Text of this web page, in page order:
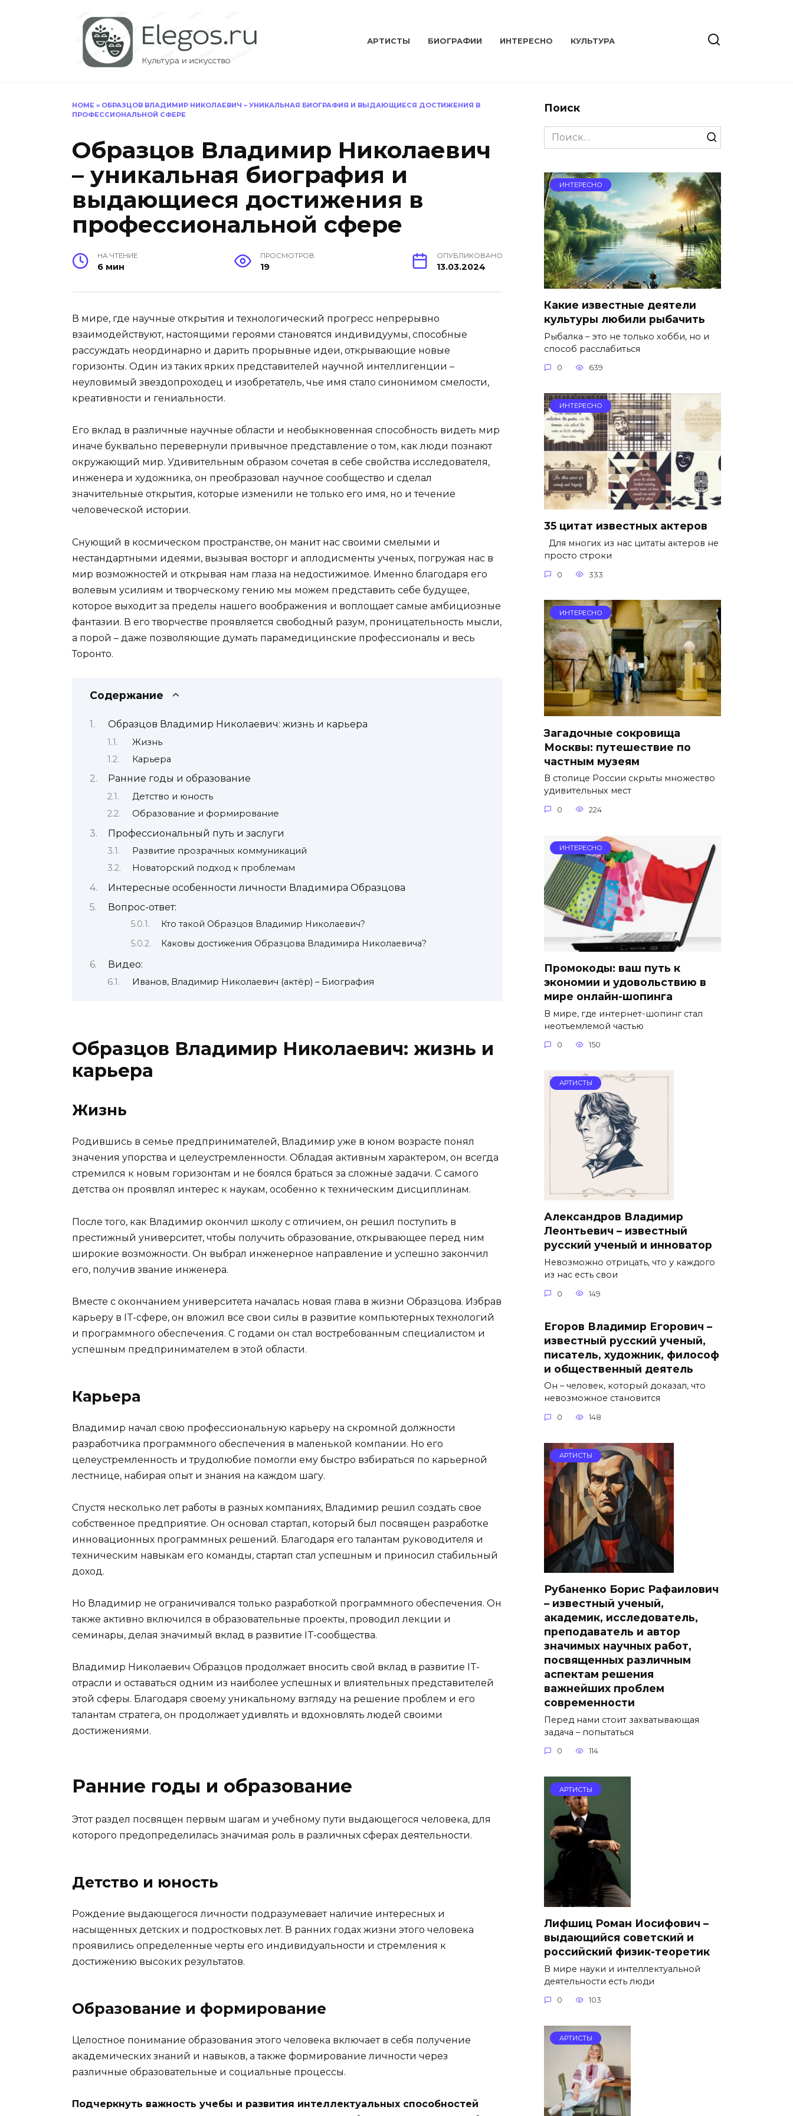
АРТИСТЫ БИОГРАФИИ ИНТЕРЕСНО КУЛЬТУРА
HOME » ОБРАЗЦОВ ВЛАДИМИР НИКОЛАЕВИЧ – УНИКАЛЬНАЯ БИОГРАФИЯ И ВЫДАЮЩИЕСЯ ДОСТИЖЕНИЯ В
ПРОФЕССИОНАЛЬНОЙ СФЕРЕ
Образцов Владимир Николаевич
– уникальная биография и
выдающиеся достижения в
профессиональной сфере
НА ЧТЕНИЕ
6 мин
ПРОСМОТРОВ
19
ОПУБЛИКОВАНО
13.03.2024
В мире, где научные открытия и технологический прогресс непрерывно
взаимодействуют, настоящими героями становятся индивидуумы, способные
рассуждать неординарно и дарить прорывные идеи, открывающие новые
горизонты. Один из таких ярких представителей научной интеллигенции –
неуловимый звездопроходец и изобретатель, чье имя стало синонимом смелости,
креативности и гениальности.
Его вклад в различные научные области и необыкновенная способность видеть мир
иначе буквально перевернули привычное представление о том, как люди познают
окружающий мир. Удивительным образом сочетая в себе свойства исследователя,
инженера и художника, он преобразовал научное сообщество и сделал
значительные открытия, которые изменили не только его имя, но и течение
человеческой истории.
Снующий в космическом пространстве, он манит нас своими смелыми и
нестандартными идеями, вызывая восторг и аплодисменты ученых, погружая нас в
мир возможностей и открывая нам глаза на недостижимое. Именно благодаря его
волевым усилиям и творческому гению мы можем представить себе будущее,
которое выходит за пределы нашего воображения и воплощает самые амбициозные
фантазии. В его творчестве проявляется свободный разум, проницательность мысли,
а порой – даже позволяющие думать парамедицинские профессионалы и весь
Торонто.
Содержание
Образцов Владимир Николаевич: жизнь и карьера
Жизнь
Карьера
Ранние годы и образование
Детство и юность
Образование и формирование
Профессиональный путь и заслуги
Развитие прозрачных коммуникаций
Новаторский подход к проблемам
Интересные особенности личности Владимира Образцова
Вопрос-ответ:
Кто такой Образцов Владимир Николаевич?
Каковы достижения Образцова Владимира Николаевича?
Видео:
Иванов, Владимир Николаевич (актёр) – Биография
Образцов Владимир Николаевич: жизнь и
карьера
Жизнь
Родившись в семье предпринимателей, Владимир уже в юном возрасте понял
значения упорства и целеустремленности. Обладая активным характером, он всегда
стремился к новым горизонтам и не боялся браться за сложные задачи. С самого
детства он проявлял интерес к наукам, особенно к техническим дисциплинам.
После того, как Владимир окончил школу с отличием, он решил поступить в
престижный университет, чтобы получить образование, открывающее перед ним
широкие возможности. Он выбрал инженерное направление и успешно закончил
его, получив звание инженера.
Вместе с окончанием университета началась новая глава в жизни Образцова. Избрав
карьеру в IT-сфере, он вложил все свои силы в развитие компьютерных технологий
и программного обеспечения. С годами он стал востребованным специалистом и
успешным предпринимателем в этой области.
Карьера
Владимир начал свою профессиональную карьеру на скромной должности
разработчика программного обеспечения в маленькой компании. Но его
целеустремленность и трудолюбие помогли ему быстро взбираться по карьерной
лестнице, набирая опыт и знания на каждом шагу.
Спустя несколько лет работы в разных компаниях, Владимир решил создать свое
собственное предприятие. Он основал стартап, который был посвящен разработке
инновационных программных решений. Благодаря его талантам руководителя и
техническим навыкам его команды, стартап стал успешным и приносил стабильный
доход.
Но Владимир не ограничивался только разработкой программного обеспечения. Он
также активно включился в образовательные проекты, проводил лекции и
семинары, делая значимый вклад в развитие IT-сообщества.
Владимир Николаевич Образцов продолжает вносить свой вклад в развитие IT-
отрасли и оставаться одним из наиболее успешных и влиятельных представителей
этой сферы. Благодаря своему уникальному взгляду на решение проблем и его
талантам стратега, он продолжает удивлять и вдохновлять людей своими
достижениями.
Ранние годы и образование
Этот раздел посвящен первым шагам и учебному пути выдающегося человека, для
которого предопределилась значимая роль в различных сферах деятельности.
Детство и юность
Рождение выдающегося личности подразумевает наличие интересных и
насыщенных детских и подростковых лет. В ранних годах жизни этого человека
проявились определенные черты его индивидуальности и стремления к
достижению высоких результатов.
Образование и формирование
Целостное понимание образования этого человека включает в себя получение
академических знаний и навыков, а также формирование личности через
различные образовательные и социальные процессы.
Подчеркнуть важность учебы и развития интеллектуальных способностей
Поиск
Search
for:
ИНТЕРЕСНО
Какие известные деятели
культуры любили рыбачить
Рыбалка – это не только хобби, но и
способ расслабиться
0 639
ИНТЕРЕСНО
35 цитат известных актеров
Для многих из нас цитаты актеров не
просто строки
0 333
ИНТЕРЕСНО
Загадочные сокровища
Москвы: путешествие по
частным музеям
В столице России скрыты множество
удивительных мест
0 224
ИНТЕРЕСНО
Промокоды: ваш путь к
экономии и удовольствию в
мире онлайн-шопинга
В мире, где интернет-шопинг стал
неотъемлемой частью
0 150
АРТИСТЫ
Александров Владимир
Леонтьевич – известный
русский ученый и инноватор
Невозможно отрицать, что у каждого
из нас есть свои
0 149
Егоров Владимир Егорович –
известный русский ученый,
писатель, художник, философ
и общественный деятель
Он – человек, который доказал, что
невозможное становится
0 148
АРТИСТЫ
Рубаненко Борис Рафаилович
– известный ученый,
академик, исследователь,
преподаватель и автор
значимых научных работ,
посвященных различным
аспектам решения
важнейших проблем
современности
Перед нами стоит захватывающая
задача – попытаться
0 114
АРТИСТЫ
Лифшиц Роман Иосифович –
выдающийся советский и
российский физик-теоретик
В мире науки и интеллектуальной
деятельности есть люди
0 103
АРТИСТЫ